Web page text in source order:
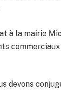
à la mairie
devons